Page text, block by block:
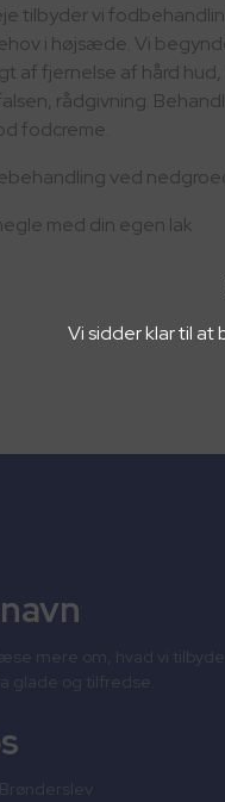
tilbyder vi
i højsæde. Vi
af fjernelse af hård
rådgivning.
fodcreme.
ved
med din egen lak
Vi sidder klar til at
mere om, hvad vi
glade og tilfredse.